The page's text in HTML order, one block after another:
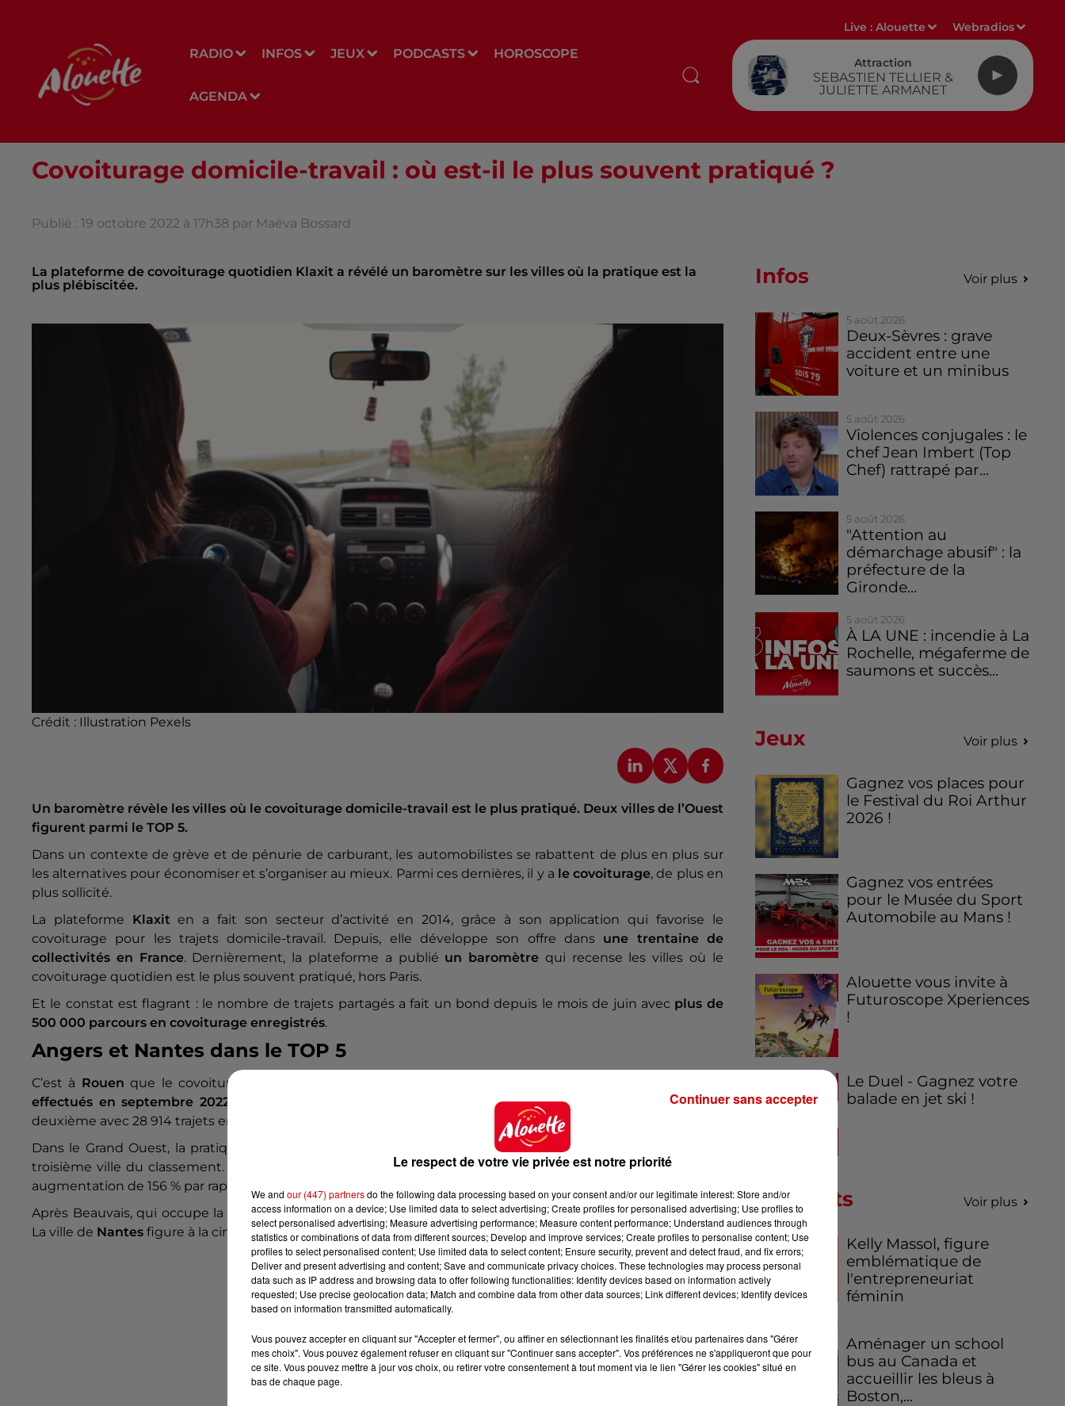
RADIO INFOS JEUX PODCASTS HOROSCOPE
AGENDA
Live :Alouette Webradios
Attraction
SEBASTIEN TELLIER &
JULIETTE ARMANET
Covoiturage domicile-travail : où est-il le plus souvent pratiqué ?
Publié : 19 octobre 2022 à 17h38 par Maëva Bossard
La plateforme de covoiturage quotidien Klaxit a révélé un baromètre sur les villes où la pratique est la
plus plébiscitée.
Crédit : Illustration Pexels
Un baromètre révèle les villes où le covoiturage domicile-travail est le plus pratiqué. Deux villes de l’Ouest
figurent parmi le TOP 5.
Dans un contexte de grève et de pénurie de carburant, les automobilistes se rabattent de plus en plus sur
les alternatives pour économiser et s’organiser au mieux. Parmi ces dernières, il y a le covoiturage, de plus en
plus sollicité.
La plateforme Klaxit en a fait son secteur d’activité en 2014, grâce à son application qui favorise le
covoiturage pour les trajets domicile-travail. Depuis, elle développe son offre dans une trentaine de
collectivités en France. Dernièrement, la plateforme a publié un baromètre qui recense les villes où le
covoiturage quotidien est le plus souvent pratiqué, hors Paris.
Et le constat est flagrant : le nombre de trajets partagés a fait un bond depuis le mois de juin avec plus de
500 000 parcours en covoiturage enregistrés.
Angers et Nantes dans le TOP 5
C’est à Rouen que le covoiturage est le plus fréquent selon le baromètre de Klaxit, avec
effectués en septembre 2022
. La ville normande est suivie par une ville d’Occitanie : Montpellierarrive
deuxième avec 28 914 trajets enregistrés le mois dernier.
Dans le Grand Ouest, la pratique du covoiturage est aussi de plus en plus répandue, comme à
troisième ville du classement. Dans la ville de Maine-et-Loire, on a recenséprès de 21 500 trajets, soit une
augmentation de 156 % par rapport au mois d’août.
Après Beauvais, qui occupe la quatrième position, le classement retourne dans l’Ouest en Loire-Atlantique.
La ville de Nantes figure à la cinquième place, avec un nombre de14 705 trajets, soit une évolution de 86 %.
Infos Voir plus
5 août 2026
Deux-Sèvres : grave
accident entre une
voiture et un minibus
5 août 2026
Violences conjugales : le
chef Jean Imbert (Top
Chef) rattrapé par...
5 août 2026
"Attention au
démarchage abusif" : la
préfecture de la
Gironde...
5 août 2026
À LA UNE : incendie à La
Rochelle, mégaferme de
saumons et succès...
Jeux Voir plus
Gagnez vos places pour
le Festival du Roi Arthur
2026 !
Gagnez vos entrées
pour le Musée du Sport
Automobile au Mans !
Alouette vous invite à
Futuroscope Xperiences
!
Le Duel - Gagnez votre
balade en jet ski !
Podcasts Voir plus
Kelly Massol, figure
emblématique de
l'entrepreneuriat
féminin
Aménager un school
bus au Canada et
accueillir les bleus à
Boston,...
Le respect de votre vie privée est notre priorité
We and our (447) partnersdo the following data processing based on your consent and/or our legitimate interest: Store and/or
access information on a device; Use limited data to select advertising; Create profiles for personalised advertising; Use profiles to
select personalised advertising; Measure advertising performance; Measure content performance; Understand audiences through
statistics or combinations of data from different sources; Develop and improve services; Create profiles to personalise content; Use
profiles to select personalised content; Use limited data to select content; Ensure security, prevent and detect fraud, and fix errors;
Deliver and present advertising and content; Save and communicate privacy choices. These technologies may process personal
data such as IP address and browsing data to offer following functionalities: Identify devices based on information actively
requested; Use precise geolocation data; Match and combine data from other data sources; Link different devices; Identify devices
based on information transmitted automatically.
Vous pouvez accepter en cliquant sur "Accepter et fermer", ou affiner en sélectionnant les finalités et/ou partenaires dans "Gérer
mes choix". Vous pouvez également refuser en cliquant sur "Continuer sans accepter". Vos préférences ne s'appliqueront que pour
ce site. Vous pouvez mettre à jour vos choix, ou retirer votre consentement à tout moment via le lien "Gérer les cookies" situé en
bas de chaque page.
Continuer sans accepter